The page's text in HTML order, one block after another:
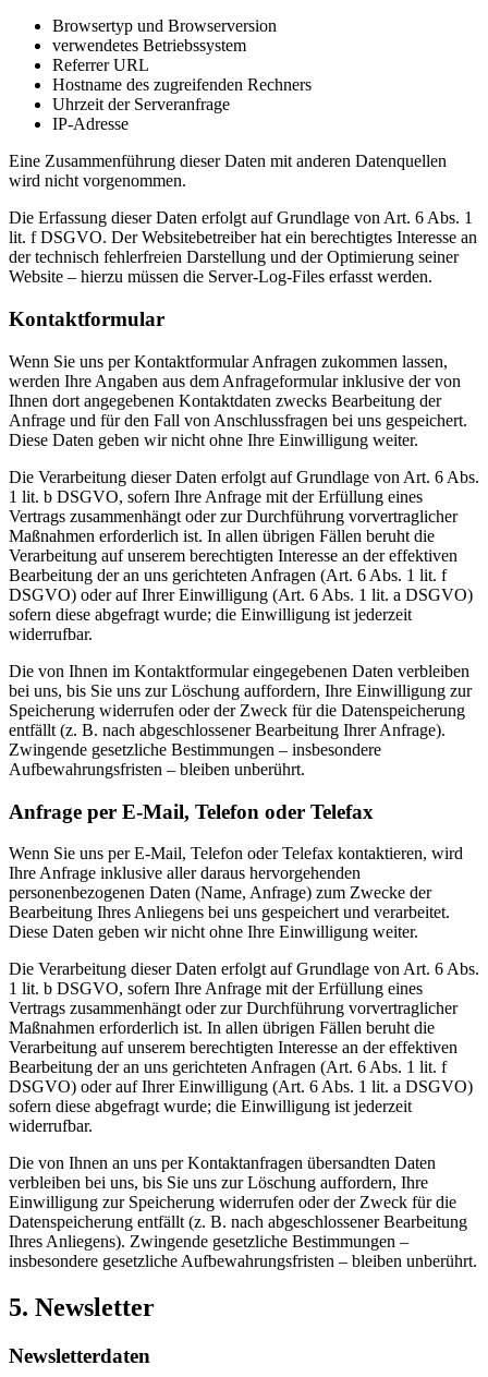
Browsertyp und Browserversion
verwendetes Betriebssystem
Referrer URL
Hostname des zugreifenden Rechners
Uhrzeit der Serveranfrage
IP-Adresse
Eine Zusammenführung dieser Daten mit anderen Datenquellen
wird nicht vorgenommen.
Die Erfassung dieser Daten erfolgt auf Grundlage von Art. 6 Abs. 1
lit. f DSGVO. Der Websitebetreiber hat ein berechtigtes Interesse an
der technisch fehlerfreien Darstellung und der Optimierung seiner
Website – hierzu müssen die Server-Log-Files erfasst werden.
Kontaktformular
Wenn Sie uns per Kontaktformular Anfragen zukommen lassen,
werden Ihre Angaben aus dem Anfrageformular inklusive der von
Ihnen dort angegebenen Kontaktdaten zwecks Bearbeitung der
Anfrage und für den Fall von Anschlussfragen bei uns gespeichert.
Diese Daten geben wir nicht ohne Ihre Einwilligung weiter.
Die Verarbeitung dieser Daten erfolgt auf Grundlage von Art. 6 Abs.
1 lit. b DSGVO, sofern Ihre Anfrage mit der Erfüllung eines
Vertrags zusammenhängt oder zur Durchführung vorvertraglicher
Maßnahmen erforderlich ist. In allen übrigen Fällen beruht die
Verarbeitung auf unserem berechtigten Interesse an der effektiven
Bearbeitung der an uns gerichteten Anfragen (Art. 6 Abs. 1 lit. f
DSGVO) oder auf Ihrer Einwilligung (Art. 6 Abs. 1 lit. a DSGVO)
sofern diese abgefragt wurde; die Einwilligung ist jederzeit
widerrufbar.
Die von Ihnen im Kontaktformular eingegebenen Daten verbleiben
bei uns, bis Sie uns zur Löschung auffordern, Ihre Einwilligung zur
Speicherung widerrufen oder der Zweck für die Datenspeicherung
entfällt (z. B. nach abgeschlossener Bearbeitung Ihrer Anfrage).
Zwingende gesetzliche Bestimmungen – insbesondere
Aufbewahrungsfristen – bleiben unberührt.
Anfrage per E-Mail, Telefon oder Telefax
Wenn Sie uns per E-Mail, Telefon oder Telefax kontaktieren, wird
Ihre Anfrage inklusive aller daraus hervorgehenden
personenbezogenen Daten (Name, Anfrage) zum Zwecke der
Bearbeitung Ihres Anliegens bei uns gespeichert und verarbeitet.
Diese Daten geben wir nicht ohne Ihre Einwilligung weiter.
Die Verarbeitung dieser Daten erfolgt auf Grundlage von Art. 6 Abs.
1 lit. b DSGVO, sofern Ihre Anfrage mit der Erfüllung eines
Vertrags zusammenhängt oder zur Durchführung vorvertraglicher
Maßnahmen erforderlich ist. In allen übrigen Fällen beruht die
Verarbeitung auf unserem berechtigten Interesse an der effektiven
Bearbeitung der an uns gerichteten Anfragen (Art. 6 Abs. 1 lit. f
DSGVO) oder auf Ihrer Einwilligung (Art. 6 Abs. 1 lit. a DSGVO)
sofern diese abgefragt wurde; die Einwilligung ist jederzeit
widerrufbar.
Die von Ihnen an uns per Kontaktanfragen übersandten Daten
verbleiben bei uns, bis Sie uns zur Löschung auffordern, Ihre
Einwilligung zur Speicherung widerrufen oder der Zweck für die
Datenspeicherung entfällt (z. B. nach abgeschlossener Bearbeitung
Ihres Anliegens). Zwingende gesetzliche Bestimmungen –
insbesondere gesetzliche Aufbewahrungsfristen – bleiben unberührt.
5. Newsletter
Newsletter­daten